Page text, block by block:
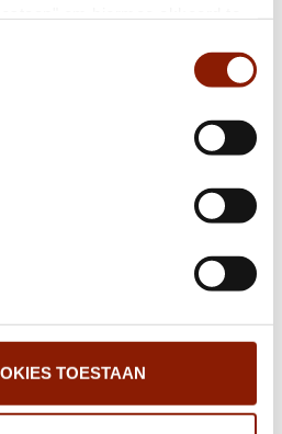
kunt u meer lezen over onze
instellingen button linksonder op
op elk moment
TOESTAAN
achter en wij nemen